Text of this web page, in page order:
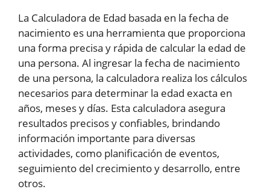
La Calculadora de Edad basada en la fecha de
nacimiento es una herramienta que proporciona
una forma precisa y rápida de calcular la edad de
una persona. Al ingresar la fecha de nacimiento
de una persona, la calculadora realiza los cálculos
necesarios para determinar la edad exacta en
años, meses y días. Esta calculadora asegura
resultados precisos y confiables, brindando
información importante para diversas
actividades, como planificación de eventos,
seguimiento del crecimiento y desarrollo, entre
otros.